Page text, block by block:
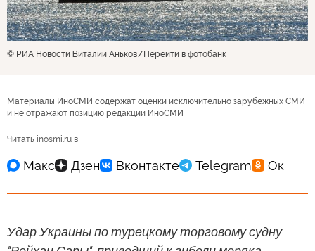
© РИА Новости Виталий Аньков Перейти в фотобанк
Материалы ИноСМИ содержат оценки исключительно зарубежных СМИ
и не отражают позицию редакции ИноСМИ
Читать inosmi.ru в
Удар Украины по турецкому торговому судну